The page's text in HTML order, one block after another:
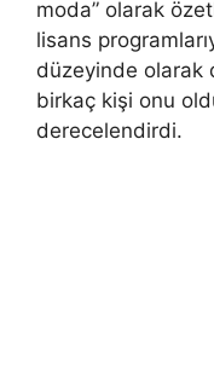
moda” olarak
lisans
düzeyinde olarak
birkaç kişi onu
derecelendirdi.